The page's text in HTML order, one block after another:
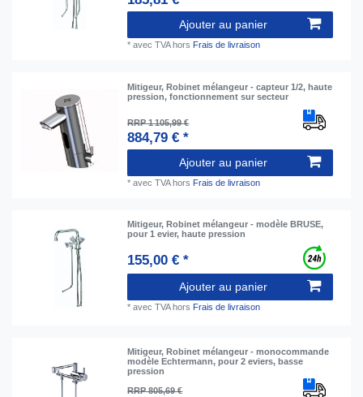
Ajouter au panier
*avec TVAhors Frais de livraison
Mitigeur, Robinet mélangeur - capteur 1/2, haute
pression, fonctionnement sur secteur
RRP 1 105,99 €
884,79 € *
Ajouter au panier
*avec TVAhors Frais de livraison
Mitigeur, Robinet mélangeur - modèle BRUSE,
pour 1 evier, haute pression
155,00 € *
Ajouter au panier
*avec TVAhors Frais de livraison
Mitigeur, Robinet mélangeur - monocommande
modèle Echtermann, pour 2 eviers, basse
pression
RRP 805,69 €